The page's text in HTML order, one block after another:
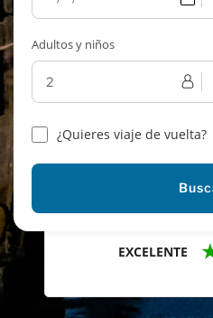
Adultos y niños
¿Quieres viaje de vuelta?
EXCELENTE